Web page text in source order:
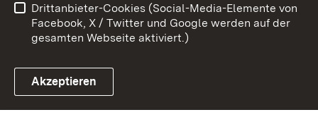
Link zum Landesportal
Impressum
Cookies
Drittanbieter-Cookies (Social-Media-Elemente von
Facebook, X / Twitter und Google werden auf der
gesamten Webseite aktiviert.)
Akzeptieren